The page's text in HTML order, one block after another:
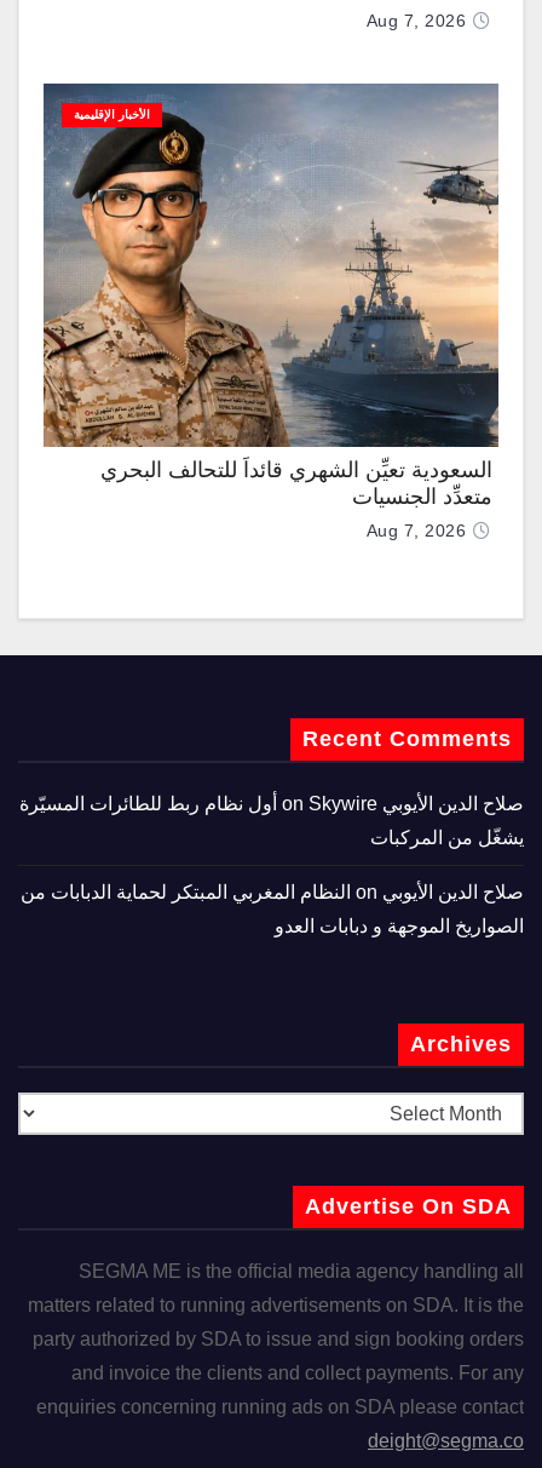
Aug 7, 2026
الأخبار الإقليمية
السعودية تعيِّن الشهري قائداً للتحالف البحري
متعدِّد الجنسيات
Aug 7, 2026
Recent Comments
صلاح الدين الأيوبي
Skywire أول نظام ربط للطائرات المسيّرة
يشغّل من المركبات
صلاح الدين الأيوبي
النظام المغربي المبتكر لحماية الدبابات من
الصواريخ الموجهة و دبابات العدو
Archives
Advertise On SDA
SEGMA ME is the official media agency handling all
matters related to running advertisements on SDA. It is the
party authorized by SDA to issue and sign booking orders
and invoice the clients and collect payments. For any
enquiries concerning running ads on SDA please contact
deight@segma.co